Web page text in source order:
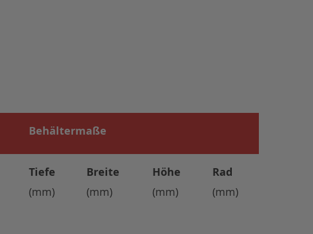
Behältermaße
Tiefe
(mm)
Breite
(mm)
Höhe
(mm)
Rad
(mm)